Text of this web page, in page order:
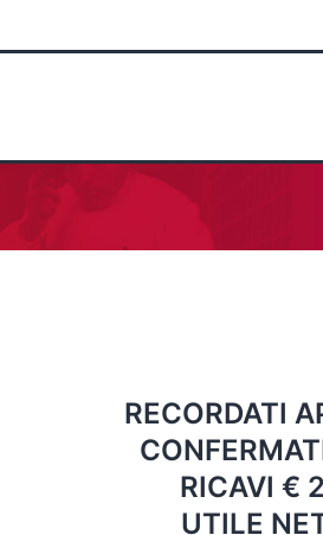
RECORDATI
RICAVI €
UTILE